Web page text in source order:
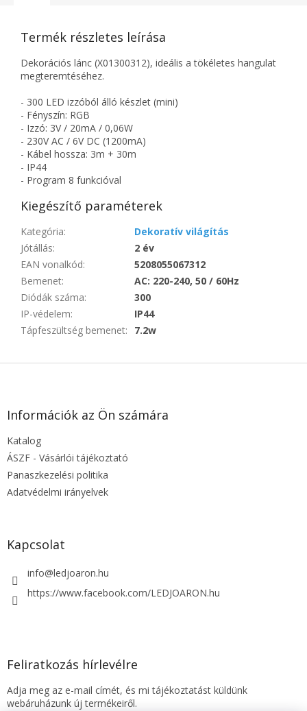
Termék részletes leírása
Dekorációs lánc (X01300312), ideális a tökéletes hangulat
megteremtéséhez.
- 300 LED izzóból álló készlet (mini)
- Fényszín: RGB
- Izzó: 3V / 20mA / 0,06W
- 230V AC / 6V DC (1200mA)
- Kábel hossza: 3m + 30m
- IP44
- Program 8 funkcióval
Kiegészítő paraméterek
Kategória:
Dekoratív világítás
Jótállás:
2 év
EAN vonalkód:
5208055067312
Bemenet:
AC: 220-240, 50 / 60Hz
Diódák száma:
300
IP-védelem:
IP44
Tápfeszültség bemenet: 7.2w
L
Információk az Ön számára
Katalog
ÁSZF - Vásárlói tájékoztató
Panaszkezelési politika
Adatvédelmi irányelvek
Kapcsolat
info@ledjoaron.hu
https://www.facebook.com/LEDJOARON.hu
Feliratkozás hírlevélre
Adja meg az e-mail címét, és mi tájékoztatást küldünk
webáruházunk új termékeiről.